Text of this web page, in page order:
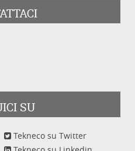
SU
Tekneco su Twitter